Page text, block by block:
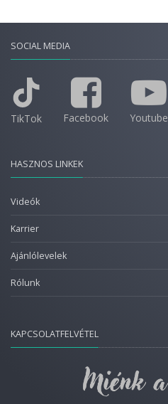
SOCIAL MEDIA
TikTok Facebook Youtube
HASZNOS LINKEK
Videók
Karrier
Ajánlólevelek
Rólunk
KAPCSOLATFELVÉTEL